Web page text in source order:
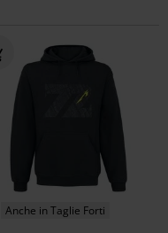
Anche in Taglie Forti